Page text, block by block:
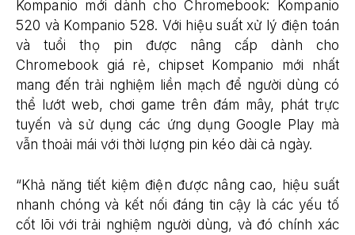
Kompanio mới dành cho Chromebook: Kompanio
520 và Kompanio 528. Với hiệu suất xử lý điện toán
và tuổi thọ pin được nâng cấp dành cho
Chromebook giá rẻ, chipset Kompanio mới nhất
mang đến trải nghiệm liền mạch để người dùng có
thể lướt web, chơi game trên đám mây, phát trực
tuyến và sử dụng các ứng dụng Google Play mà
vẫn thoải mái với thời lượng pin kéo dài cả ngày.
“Khả năng tiết kiệm điện được nâng cao, hiệu suất
nhanh chóng và kết nối đáng tin cậy là các yếu tố
cốt lõi với trải nghiệm người dùng, và đó chính xác